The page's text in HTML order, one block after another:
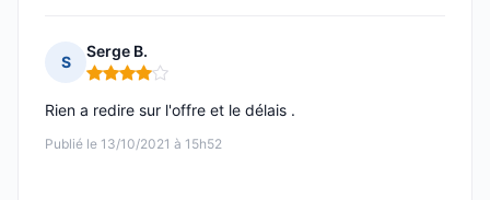
S
Serge B.
Note : 4 sur 5
Publié le 13/10/2021 à 15h52
Rien a redire sur l'offre et le délais .